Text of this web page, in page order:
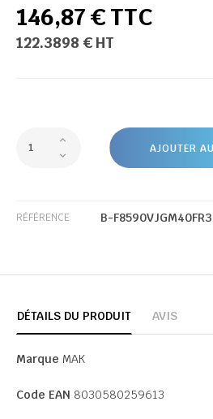
146,87 € TTC
122.3898 € HT
AJOUTER
RÉFÉRENCE B-F8590VJGM40FR3
DÉTAILS DU PRODUIT AVIS
Marque MAK
Code EAN 8030580259613